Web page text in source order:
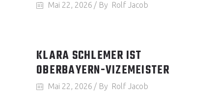
Mai 22, 2026 By Rolf Jacob
KLARA SCHLEMER IST
OBERBAYERN-VIZEMEISTER
Mai 22, 2026 By Rolf Jacob